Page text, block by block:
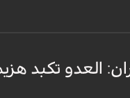
العدو تكبد